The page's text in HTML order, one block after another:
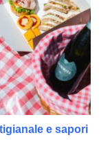
e sapori